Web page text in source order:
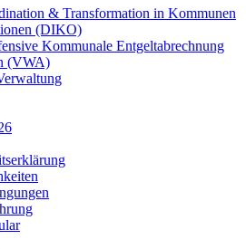
& Transformation in Kommunen
(DIKO)
Kommunale Entgeltabrechnung
(VWA)